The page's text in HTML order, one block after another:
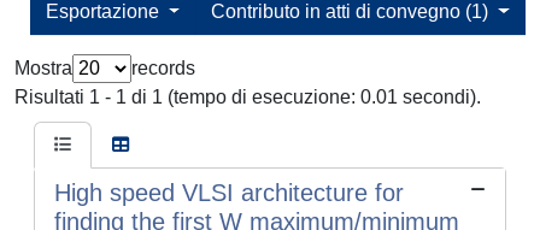
Contributo in atti di convegno (1)
Esportazione
Mostra
records
Risultati 1 - 1 di 1 (tempo di esecuzione: 0.01 secondi).
High speed VLSI architecture for
finding the first W maximum/minimum